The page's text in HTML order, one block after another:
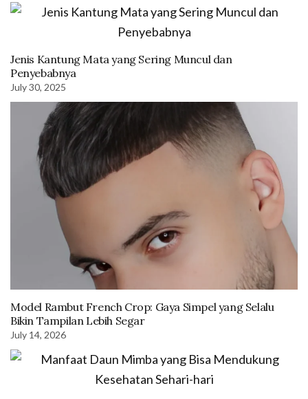
Jenis Kantung Mata yang Sering Muncul dan
Penyebabnya
July 30, 2025
Model Rambut French Crop: Gaya Simpel yang Selalu
Bikin Tampilan Lebih Segar
July 14, 2026